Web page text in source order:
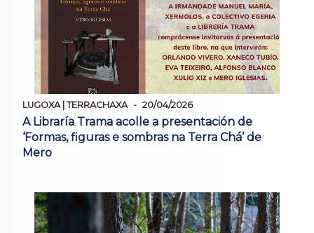
LUGOXA | TERRACHAXA 20/04/2026
A Libraría Trama acolle a presentación de
‘Formas, figuras e sombras na Terra Chá’ de
Mero